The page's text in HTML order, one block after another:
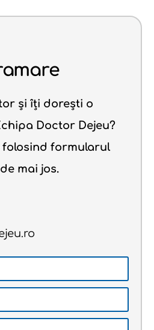
și îți dorești o
Doctor Dejeu?
folosind formularul
mai jos.